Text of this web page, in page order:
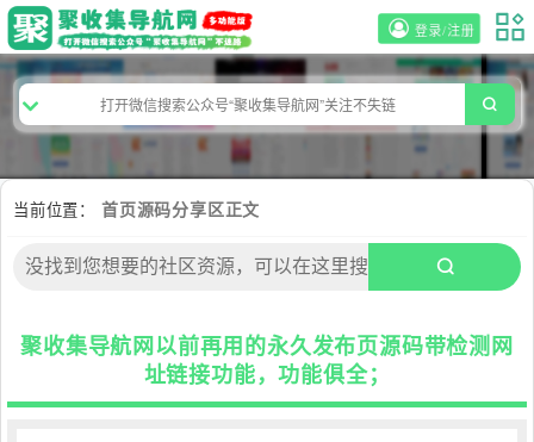
登录/注册
当前位置： 首页源码分享区正文
聚收集导航网以前再用的永久发布页源码带检测网
址链接功能，功能俱全；